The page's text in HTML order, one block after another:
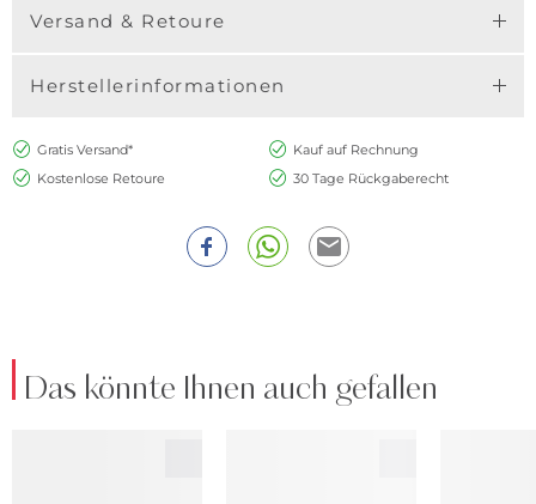
Versand & Retoure
Herstellerinformationen
Gratis Versand*
Kauf auf Rechnung
Kostenlose Retoure
30 Tage Rückgaberecht
Das könnte Ihnen auch gefallen